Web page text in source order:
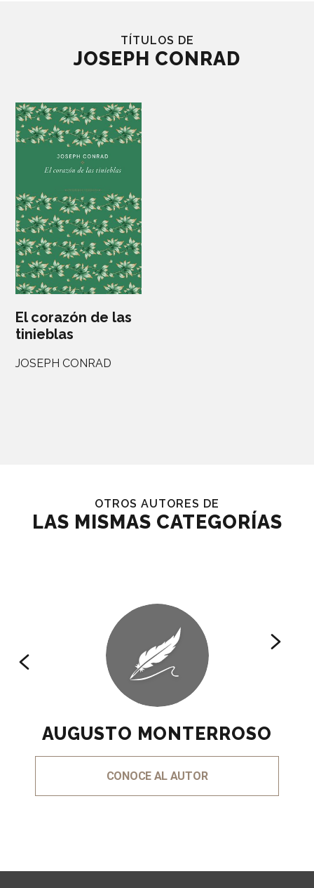
TÍTULOS DE
JOSEPH CONRAD
El corazón de las
tinieblas
JOSEPH CONRAD
OTROS AUTORES DE
LAS MISMAS CATEGORÍAS
AUGUSTO MONTERROSO
CONOCE AL AUTOR